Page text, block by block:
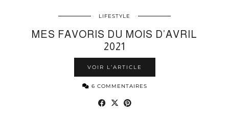
LIFESTYLE
MES FAVORIS DU MOIS D’AVRIL
2021
VOIR L’ARTICLE
6 COMMENTAIRES